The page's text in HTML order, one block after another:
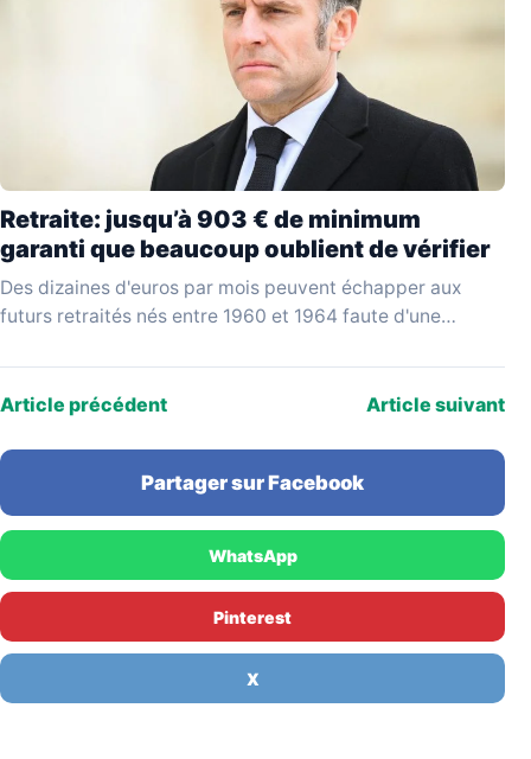
Retraite: jusqu’à 903 € de minimum
garanti que beaucoup oublient de vérifier
Des dizaines d'euros par mois peuvent échapper aux
futurs retraités nés entre 1960 et 1964 faute d'une
Article précédent Article suivant
Partager sur Facebook
WhatsApp
Pinterest
X